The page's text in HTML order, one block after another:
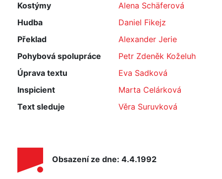
Kostýmy
Alena Schäferová
Hudba
Daniel Fikejz
Překlad
Alexander Jerie
Pohybová spolupráce
Petr Zdeněk Koželuh
Úprava textu
Eva Sadková
Inspicient
Marta Celárková
Text sleduje
Věra Suruvková
Obsazení ze dne: 4.4.1992